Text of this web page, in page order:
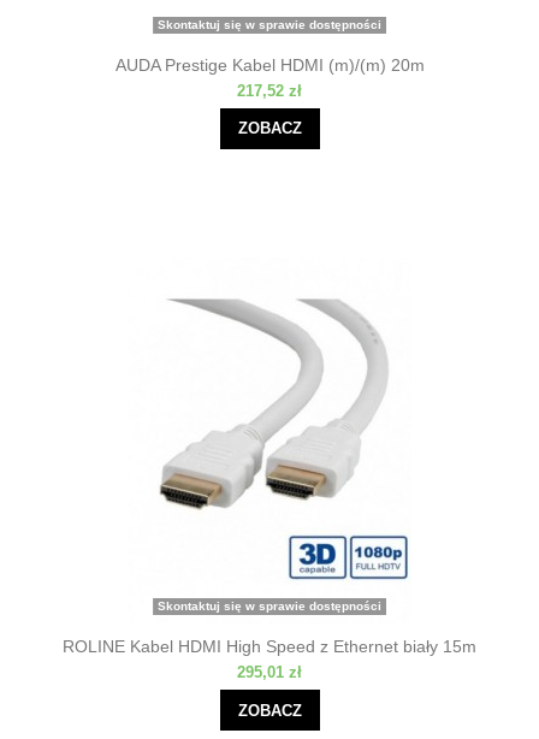
Skontaktuj się w sprawie dostępności
AUDA Prestige Kabel HDMI (m)/(m) 20m
217,52 zł
ZOBACZ
Skontaktuj się w sprawie dostępności
ROLINE Kabel HDMI High Speed z Ethernet biały 15m
295,01 zł
ZOBACZ